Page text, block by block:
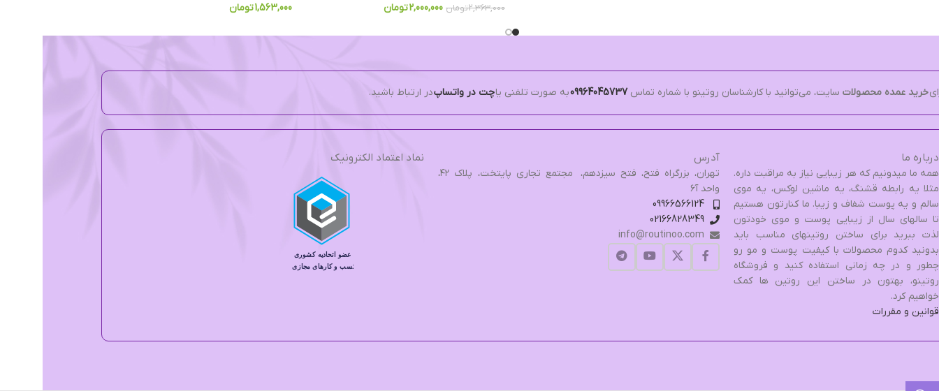
2,363,000تومان 2,000,000تومان 1,563,000تومان
خرید عمده محصولات سایت، می‌توانید با کارشناسان روتینو با شماره تماس09964045737به صورت تلفنی یاچت در واتساپدر ارتباط باشید.
درباره ما
همه ما میدونیم که هر زیبایی نیاز به مراقبت داره.
مثلا یه رابطه قشنگ، یه ماشین لوکس، یه موی
سالم و یه پوست شفاف و زیبا. ما کنارتون هستیم
تا سالهای سال از زیبایی پوست و موی خودتون
لذت ببرید برای ساختن روتینهای مناسب باید
بدونید کدوم محصولات با کیفیت پوست و مو رو
چطور و در چه زمانی استفاده کنید و فروشگاه
روتینو، بهتون در ساختن این روتین ها کمک
خواهیم کرد.
قوانین و مقررات
آدرس
تهران، بزرگراه فتح، فتح سیزدهم، مجتمع تجاري پایتخت، پلاک ۴۲،
واحد آ۶
09966566124
02166828349
info@routinoo.com
نماد اعتماد الکترونیک